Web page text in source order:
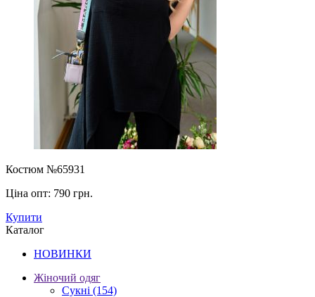
Костюм №65931
Ціна опт: 790 грн.
Купити
Каталог
НОВИНКИ
Жіночий одяг
Сукні (154)